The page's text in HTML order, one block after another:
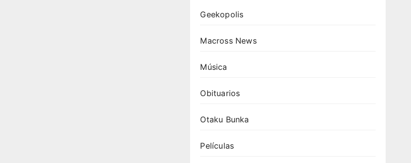
Geekopolis
Macross News
Música
Obituarios
Otaku Bunka
Películas